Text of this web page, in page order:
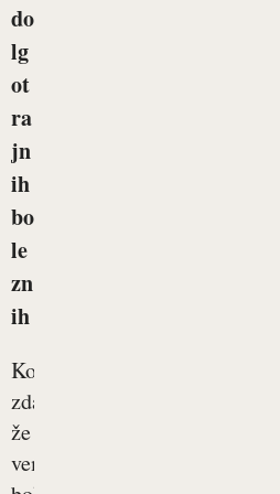
do
lg
ot
ra
jn
ih
bo
le
zn
ih
Kot
zdaj
že
vemo,